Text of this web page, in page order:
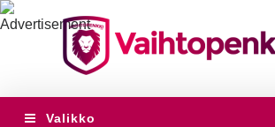
Valikko